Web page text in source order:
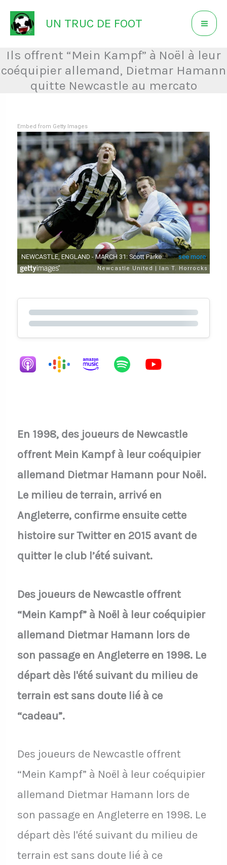
Aller
au
contenu
UN TRUC DE FOOT
Ils offrent “Mein Kampf” à Noël à leur
coéquipier allemand, Dietmar Hamann
quitte Newcastle au mercato
Embed from Getty Images
En 1998, des joueurs de Newcastle
offrent Mein Kampf à leur coéquipier
allemand Dietmar Hamann pour Noël.
Le milieu de terrain, arrivé en
Angleterre, confirme ensuite cette
histoire sur Twitter en 2015 avant de
quitter le club l’été suivant.
Des joueurs de Newcastle offrent
“Mein Kampf” à Noël à leur coéquipier
allemand Dietmar Hamann lors de
son passage en Angleterre en 1998. Le
départ dès l'été suivant du milieu de
terrain est sans doute lié à ce
“cadeau”.
Des joueurs de Newcastle offrent
“Mein Kampf” à Noël à leur coéquipier
allemand Dietmar Hamann lors de
son passage en Angleterre en 1998. Le
départ dès l'été suivant du milieu de
terrain est sans doute lié à ce